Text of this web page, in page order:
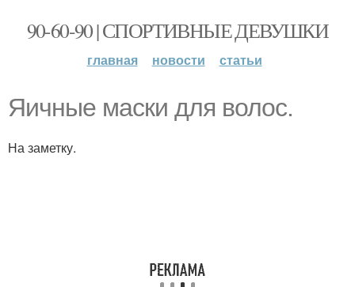
90-60-90 | СПОРТИВНЫЕ ДЕВУШКИ
главная новости статьи
Яичные маски для волос.
На заметку.